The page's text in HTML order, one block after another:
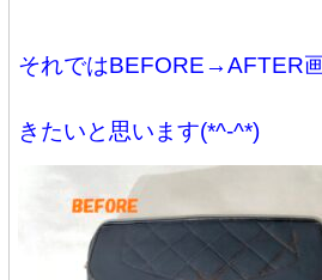
それではBEFORE→AFTER
きたいと思います(*^-^*)